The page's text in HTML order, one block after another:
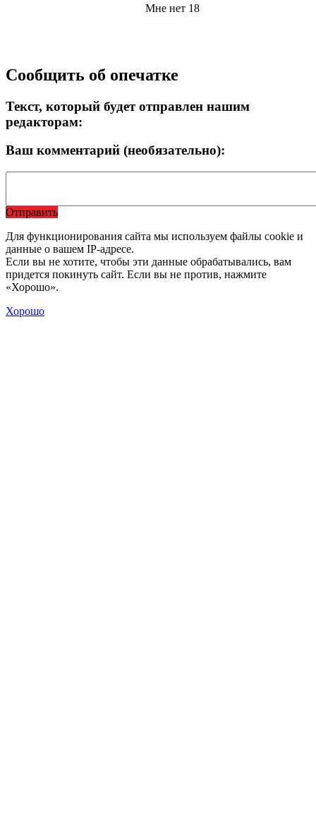
Мне нет 18
Сообщить об опечатке
Текст, который будет отправлен нашим
редакторам:
Ваш комментарий (необязательно):
Отправить
Для функционирования сайта мы используем файлы cookie и
данные о вашем IP-адресе.
Если вы не хотите, чтобы эти данные обрабатывались, вам
придется покинуть сайт. Если вы не против, нажмите
«Хорошо».
Хорошо